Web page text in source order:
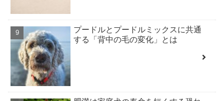
プードルとプードルミックスに共通
する「背中の毛の変化」とは